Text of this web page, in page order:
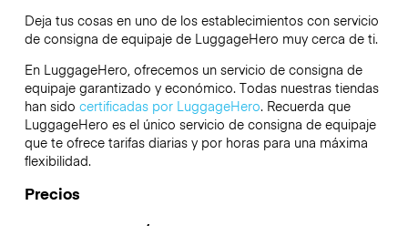
Deja tus cosas en uno de los establecimientos con servicio
de consigna de equipaje de LuggageHero muy cerca de ti.
En LuggageHero, ofrecemos un servicio de consigna de
equipaje garantizado y económico. Todas nuestras tiendas
han sido certificadas por LuggageHero. Recuerda que
LuggageHero es el único servicio de consigna de equipaje
que te ofrece tarifas diarias y por horas para una máxima
flexibilidad.
Precios